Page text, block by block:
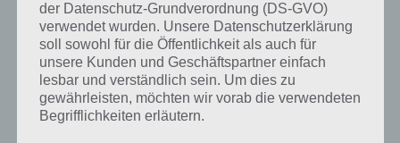
der Datenschutz-Grundverordnung (DS-GVO)
verwendet wurden. Unsere Datenschutzerklärung
soll sowohl für die Öffentlichkeit als auch für
unsere Kunden und Geschäftspartner einfach
lesbar und verständlich sein. Um dies zu
gewährleisten, möchten wir vorab die verwendeten
Begrifflichkeiten erläutern.